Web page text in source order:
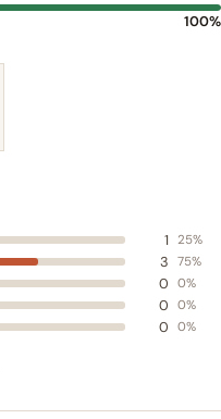
100%
1 25%
3 75%
0 0%
0 0%
0 0%